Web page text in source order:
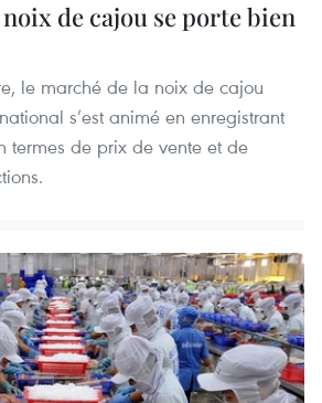
de cajou se porte bien
le marché de la noix de cajou
s’est animé en enregistrant
termes de prix de vente et de